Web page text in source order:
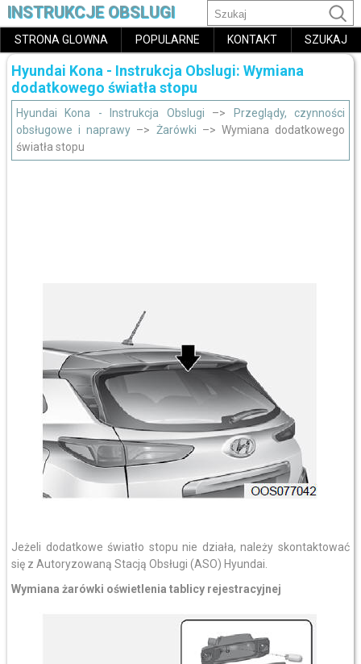
INSTRUKCJE OBSLUGI
STRONA GLOWNA POPULARNE KONTAKT SZUKAJ
Hyundai Kona - Instrukcja Obslugi: Wymiana
dodatkowego światła stopu
Hyundai Kona - Instrukcja Obslugi –>
Przeglądy, czynności
obsługowe i naprawy –> Żarówki –> Wymiana dodatkowego
światła stopu
Jeżeli dodatkowe światło stopu nie działa, należy skontaktować
się z Autoryzowaną Stacją Obsługi (ASO) Hyundai.
Wymiana żarówki oświetlenia tablicy rejestracyjnej